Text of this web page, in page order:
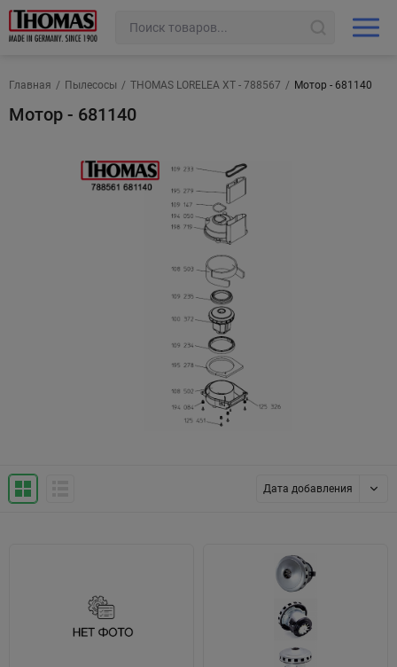
Главная / Пылесосы / THOMAS LORELEA XT - 788567 / Мотор - 681140
Мотор - 681140
Дата добавления